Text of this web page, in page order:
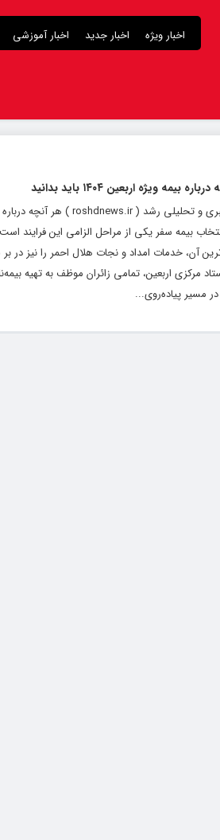
اخبار ویژه اخبار جدید اخبار آموزشی
بیمه ویژه اربعین ۱۴۰۴ باید بدانید
مرکزی اربعین، تمامی زائران موظف به تهیه
مسیر پیاده‌روی...